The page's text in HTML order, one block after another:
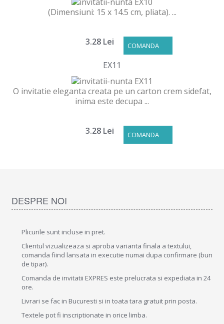
(Dimensiuni: 15 x 14.5 cm, pliata). ...
COMANDA
3.28 Lei
EX11
O invitatie eleganta creata pe un carton crem sidefat,
inima este decupa ...
COMANDA
3.28 Lei
DESPRE NOI
Plicurile sunt incluse in pret.
Clientul vizualizeaza si aproba varianta finala a textului,
comanda fiind lansata in executie numai dupa confirmare (bun
de tipar).
Comanda de invitatii EXPRES este prelucrata si expediata in 24
ore.
Livrari se fac in Bucuresti si in toata tara gratuit prin posta.
Textele pot fi inscriptionate in orice limba.